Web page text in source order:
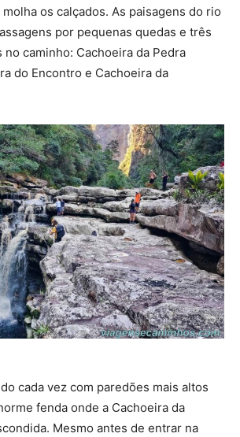
os calçados. As paisagens do rio
por pequenas quedas e três
caminho: Cachoeira da Pedra
do Encontro e Cachoeira da
cada vez com paredões mais altos
fenda onde a Cachoeira da
Mesmo antes de entrar na